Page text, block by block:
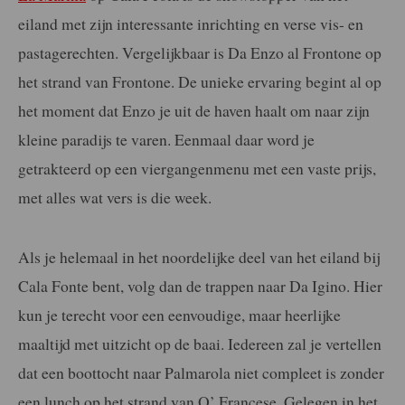
eiland met zijn interessante inrichting en verse vis- en
pastagerechten. Vergelijkbaar is Da Enzo al Frontone op
het strand van Frontone. De unieke ervaring begint al op
het moment dat Enzo je uit de haven haalt om naar zijn
kleine paradijs te varen. Eenmaal daar word je
getrakteerd op een viergangenmenu met een vaste prijs,
met alles wat vers is die week.
Als je helemaal in het noordelijke deel van het eiland bij
Cala Fonte bent, volg dan de trappen naar Da Igino. Hier
kun je terecht voor een eenvoudige, maar heerlijke
maaltijd met uitzicht op de baai. Iedereen zal je vertellen
dat een boottocht naar Palmarola niet compleet is zonder